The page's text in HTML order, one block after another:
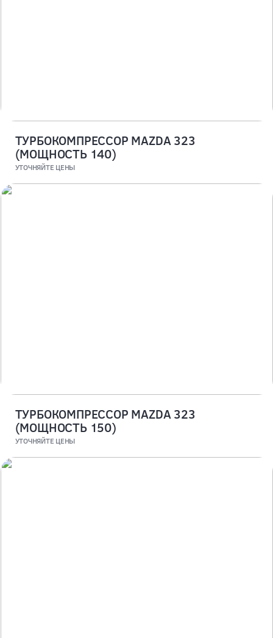
ТУРБОКОМПРЕССОР MAZDA 323
(МОЩНОСТЬ 140)
УТОЧНЯЙТЕ ЦЕНЫ
ТУРБОКОМПРЕССОР MAZDA 323
(МОЩНОСТЬ 150)
УТОЧНЯЙТЕ ЦЕНЫ